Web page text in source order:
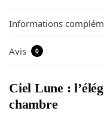
Informations
Avis 0
Ciel Lune :
chambre